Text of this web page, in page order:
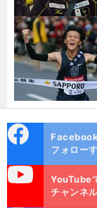
ok
フォロー
YouTube
チャンネ